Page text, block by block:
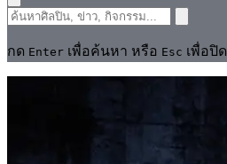
กด Enter เพื่อค้นหา หรือ Esc เพื่อปิด